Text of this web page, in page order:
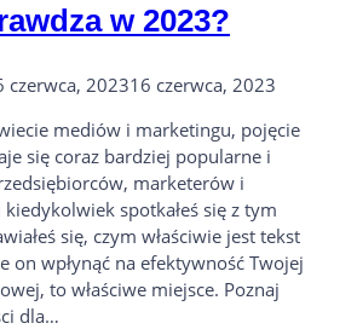
w 2023?
czerwca, 202316 czerwca, 2023
mediów i marketingu, pojęcie
się coraz bardziej popularne i
marketerów i
spotkałeś się z tym
się, czym właściwie jest tekst
on wpłynąć na efektywność Twojej
to właściwe miejsce. Poznaj
dla…